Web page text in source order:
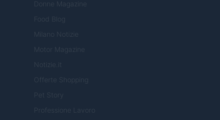
Donne Magazine
Food Blog
Milano Notizie
Motor Magazine
Notizie.it
Offerte Shopping
Pet Story
Professione Lavoro